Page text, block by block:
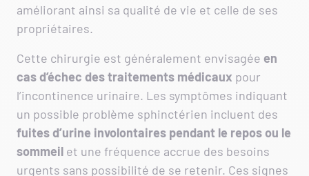
améliorant ainsi sa qualité de vie et celle de ses
propriétaires.
Cette chirurgie est généralement envisagée en
cas d’échec des traitements médicaux pour
l’incontinence urinaire. Les symptômes indiquant
un possible problème sphinctérien incluent des
fuites d’urine involontaires pendant le repos ou le
sommeil et une fréquence accrue des besoins
urgents sans possibilité de se retenir. Ces signes